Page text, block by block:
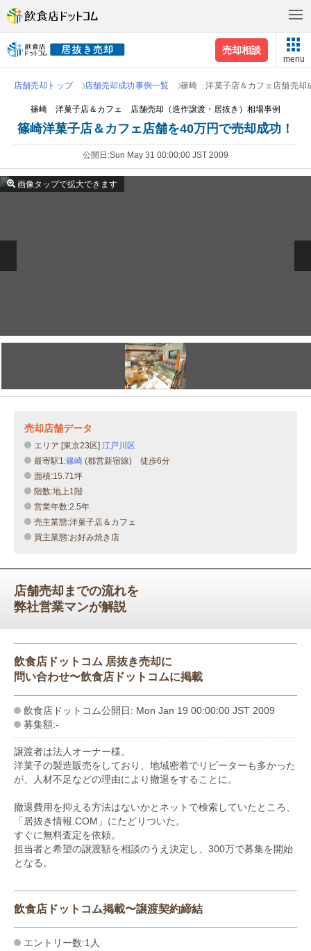
売却相談
menu
店舗売却トップ 店舗売却成功事例一覧 篠崎 洋菓子店＆カフェ店舗売却
篠崎 洋菓子店＆カフェ 店舗売却（造作譲渡・居抜き）相場事例
篠崎洋菓子店＆カフェ店舗を40万円で売却成功！
公開日 Sun May 31 00:00:00 JST 2009
画像タップで拡大できます
売却店舗データ
エリア:[東京23区] 江戸川区
最寄駅1:篠崎 (都営新宿線) 徒歩6分
面積:15.71坪
階数:地上1階
営業年数:2.5年
売主業態:洋菓子店＆カフェ
買主業態:お好み焼き店
店舗売却までの流れを
弊社営業マンが解説
飲食店ドットコム 居抜き売却に
問い合わせ〜飲食店ドットコムに掲載
飲食店ドットコム公開日: Mon Jan 19 00:00:00 JST 2009
募集額:-
譲渡者は法人オーナー様。
洋菓子の製造販売をしており、地域密着でリピーターも多かった
が、人材不足などの理由により撤退をすることに。
撤退費用を抑える方法はないかとネットで検索していたところ、
「居抜き情報.COM」にたどりついた。
すぐに無料査定を依頼。
担当者と希望の譲渡額を相談のうえ決定し、300万で募集を開始
となる。
飲食店ドットコム掲載〜譲渡契約締結
エントリー数:1人